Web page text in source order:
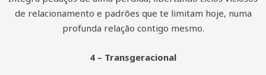
de relacionamento e padrões que te limitam hoje, numa
profunda relação contigo mesmo.
4 – Transgeracional